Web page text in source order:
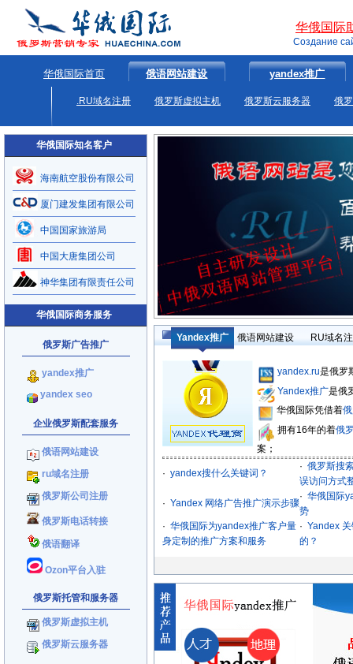
华俄国际
Создание
华俄国际首页 俄语网站建设 yandex推广
.RU域名注册 俄罗斯虚拟主机 俄罗斯云服务器 俄
华俄国际知名客户
海南航空股份有限公司
厦门建发集团有限公司
中国国家旅游局
中国大唐集团公司
神华集团有限责任公司
华俄国际商务服务
俄罗斯广告推广
yandex推广
yandex seo
企业俄罗斯配套服务
俄语网站建设
ru域名注册
俄罗斯公司注册
俄罗斯电话转接
俄语翻译
Ozon平台入驻
俄罗斯托管和服务器
俄罗斯虚拟主机
俄罗斯云服务器
Yandex推广 俄语网站建设 RU域名
yandex.ru是俄罗
Yandex推广是俄
华俄国际凭借着
拥有16年的着俄
案；
· yandex搜什么关键词？
· 俄罗斯搜
误访问方式
· Yandex 网络广告推广演示步骤
· 华俄国际
势
· 华俄国际为yandex推广客户量
身定制的推广方案和服务
· Yandex
的？